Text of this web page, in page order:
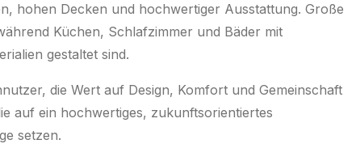
hohen Decken und hochwertiger Ausstattung. Große
Küchen, Schlafzimmer und Bäder mit
gestaltet sind.
die Wert auf Design, Komfort und Gemeinschaft
auf ein hochwertiges, zukunftsorientiertes
setzen.